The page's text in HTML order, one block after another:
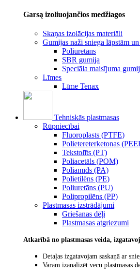
Garsą izoliuojančios medžiagos
Skaņas izolācijas materiāli
Gumijas naži sniega lāpstām
Poliuretāns
SBR gumija
Speciāla maisījuma
Līmes
Līme Tenax
Tehniskās plastmasas
Rūpniecībai
Fluoroplasts (PTFE)
Polietereterketonas
Tekstolīts (PT)
Poliacetāls (POM)
Poliamīds (PA)
Polietilēns (PE)
Poliuretāns (PU)
Polipropilēns (PP)
Plastmasas izstrādājumi
Griešanas dēļi
Plastmasas atgriezumi
Atkarībā no plastmasas veida,
Detaļas izgatavojam saskaņā ar
Varam izanalizēt vecu plastmasas